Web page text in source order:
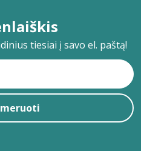
tiesiai į savo el. paštą!